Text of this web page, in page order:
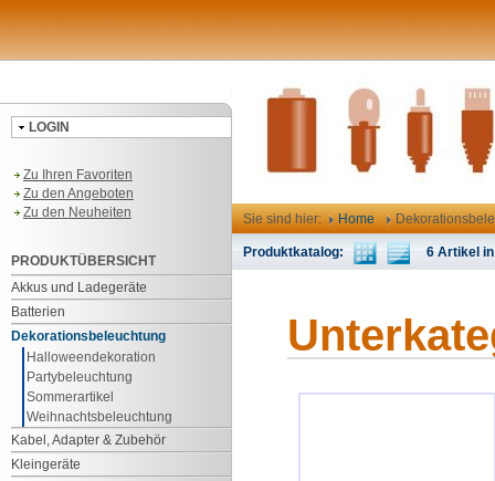
LOGIN
Zu Ihren Favoriten
Zu den Angeboten
Zu den Neuheiten
PRODUKTÜBERSICHT
Akkus und Ladegeräte
Batterien
Dekorationsbeleuchtung
Halloweendekoration
Partybeleuchtung
Sommerartikel
Weihnachtsbeleuchtung
Kabel, Adapter & Zubehör
Kleingeräte
Sie sind hier: Home
Produktkatalog: 6 Artikel in